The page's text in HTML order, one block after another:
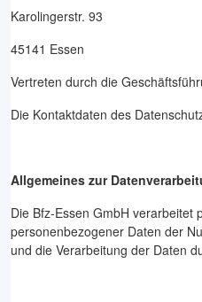
Karolingerstr. 93
45141 Essen
Vertreten durch die
Die Kontaktdaten des
Allgemeines zur
Die Bfz-Essen GmbH
personenbezogener Daten der
und die Verarbeitung der Daten